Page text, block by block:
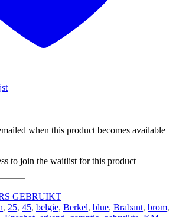
when this product becomes available
to join the waitlist for this product
GEBRUIKT
, 25, 45, belgie, Berkel, blue, Brabant, brom,